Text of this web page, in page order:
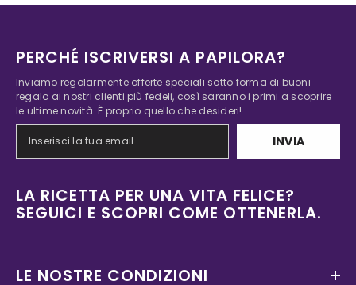
PERCHÉ ISCRIVERSI A PAPILORA?
Inviamo regolarmente offerte speciali sotto forma di buoni
regalo ai nostri clienti più fedeli, così saranno i primi a scoprire
le ultime novità. È proprio quello che desideri!
INVIA
LA RICETTA PER UNA VITA FELICE?
SEGUICI E SCOPRI COME OTTENERLA.
LE NOSTRE CONDIZIONI